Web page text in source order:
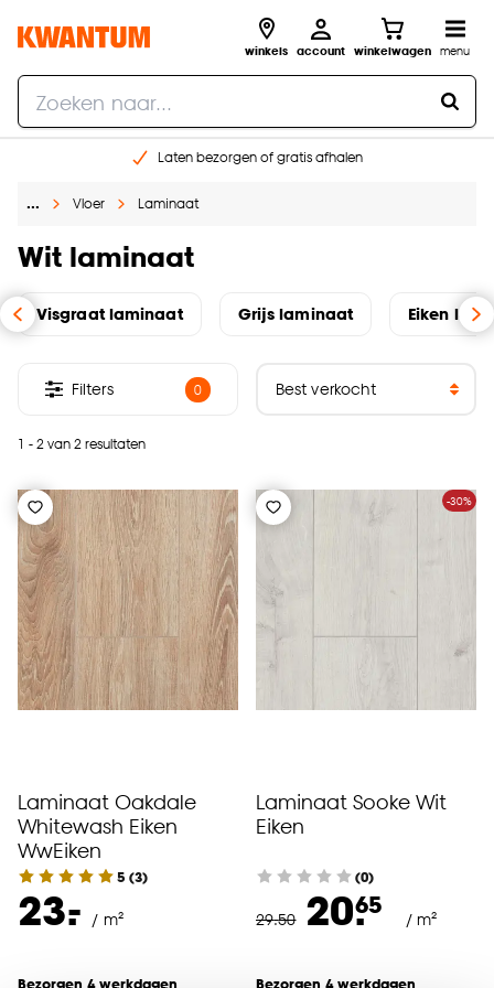
winkels account winkelwagen menu
Laten bezorgen of gratis afhalen
Gratis raam advies en opmeten aan huis
… Vloer Laminaat
Wit laminaat
Visgraat laminaat Grijs laminaat Eiken
1 - 2 van 2 resultaten
Filters 0
Laminaat Oakdale
Whitewash Eiken
WwEiken
5 (3)
23.
- / m²
Bezorgen 4 werkdagen
-30%
Laminaat Sooke Wit
Eiken
(0)
29.50 20.65
/ m²
Bezorgen 4 werkdagen